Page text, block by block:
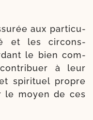
aux par­ti­cu­
et les cir­cons­
le bien com­
à leur
spi­ri­tuel propre
le moyen de ces